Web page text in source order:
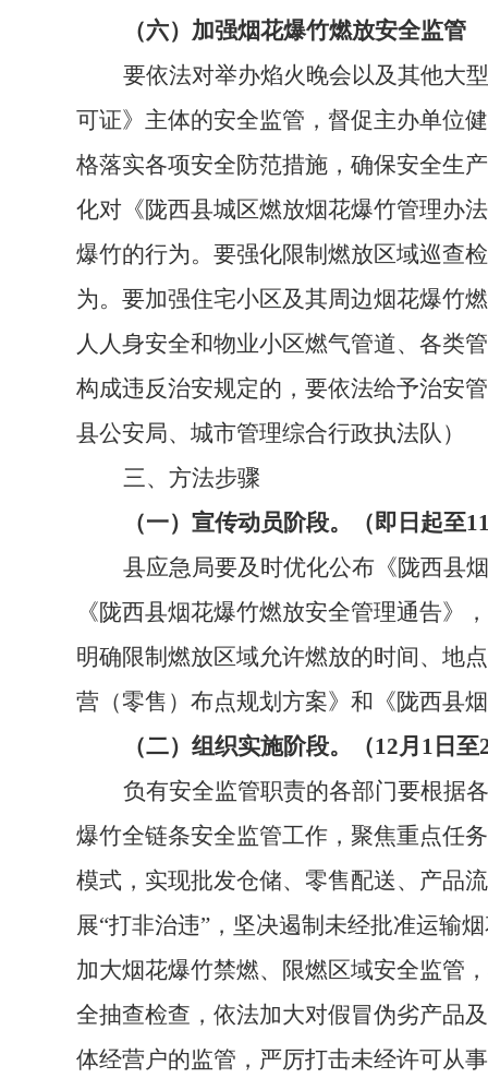
（六）加强烟花爆竹燃放安全监管
要依法对举办焰火晚会以及其他大
可证》主体的安全监管，督促主办单位
格落实各项安全防范措施，确保安全生
化对《陇西县城区燃放烟花爆竹管理办
爆竹的行为。要强化限制燃放区域巡查
为。要加强住宅小区及其周边烟花爆竹
人人身安全和物业小区燃气管道、各类
构成违反治安规定的，要依法给予治安
县公安局、城市管理综合行政执法队 ）
三、方法步骤
（一）宣传动员阶段。（即日起至
县应急局要及时优化公布《陇西县
《陇西县烟花爆竹燃放安全管理通告》
明确限制燃放区域允许燃放的时间、地
营（零售）布点规划方案》和《陇西县
（二）组织实施阶段。（12月1日
负有安全监管职责的各部门要根据
爆竹全链条安全监管工作，聚焦重点任
模式，实现批发仓储、零售配送、产品
展“打非治违”，坚决遏制未经批准运输
加大烟花爆竹禁燃、限燃区域安全监管
全抽查检查，依法加大对假冒伪劣产品
体经营户的监管，严厉打击未经许可从